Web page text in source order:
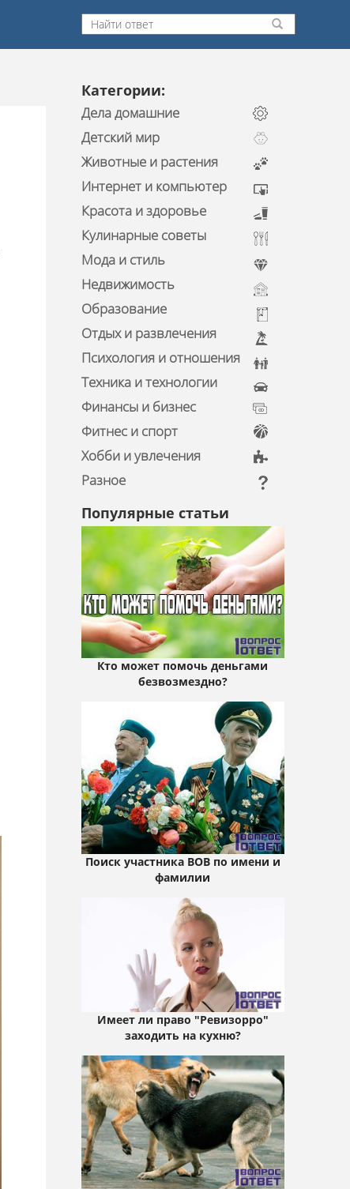
Категории:
Дела домашние
Детский мир
Животные и растения
Интернет и компьютер
Красота и здоровье
Кулинарные советы
Мода и стиль
Недвижимость
Образование
Отдых и развлечения
Психология и отношения
Техника и технологии
Финансы и бизнес
Фитнес и спорт
Хобби и увлечения
Разное
Популярные статьи
Кто может помочь деньгами
безвозмездно?
Поиск участника ВОВ по имени и
фамилии
Имеет ли право "Ревизорро"
заходить на кухню?